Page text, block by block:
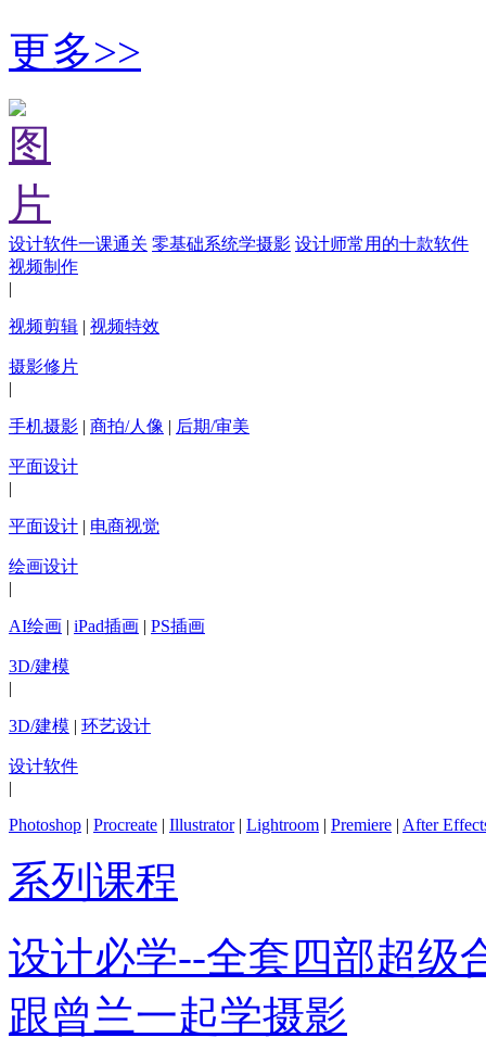
更多>>
设计软件一课通关 零基础系统学摄影 设计师常用的十款软件
视频制作
|
视频剪辑 | 视频特效
摄影修片
|
手机摄影 | 商拍/人像 | 后期/审美
平面设计
|
平面设计 | 电商视觉
绘画设计
|
AI绘画 | iPad插画 | PS插画
3D/建模
|
3D/建模 | 环艺设计
设计软件
|
Photoshop | Procreate | Illustrator | Lightroom | Premiere | After
系列课程
设计必学--全套四部超级
跟曾兰一起学摄影